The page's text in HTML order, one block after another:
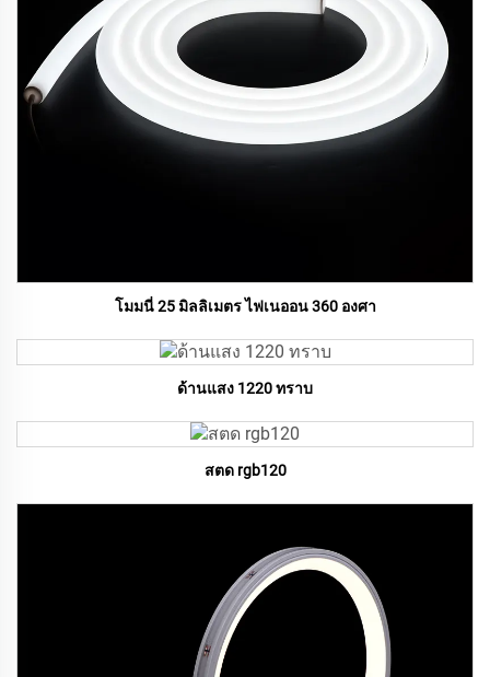
โมมนี่ 25 มิลลิเมตร ไฟเนออน 360 องศา
ด้านแสง 1220 ทราบ
สตด rgb120